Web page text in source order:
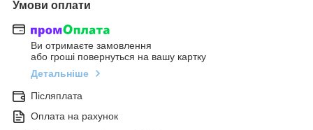
Умови оплати
Ви отримаєте замовлення
або гроші повернуться на вашу картку
Детальніше
Післяплата
Оплата на рахунок